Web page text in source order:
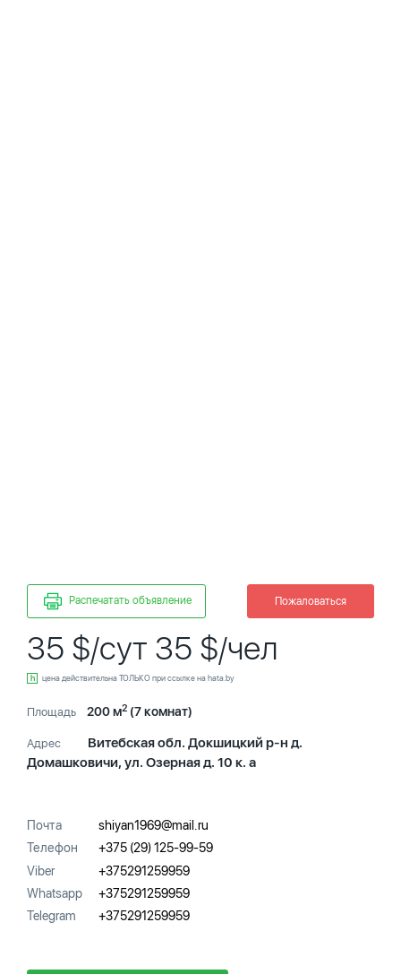
Распечатать объявление Пожаловаться
35 $/сут 35 $/чел
цена действительна ТОЛЬКО при ссылке на hata.by
Площадь 200 м2 (7 комнат)
Адрес
Витебская обл. Докшицкий р-н д.
Домашковичи, ул. Озерная д. 10 к. а
Почта
shiyan1969@mail.ru
Телефон
+375 (29) 125-99-59
Viber
+375291259959
Whatsapp
+375291259959
Telegram
+375291259959